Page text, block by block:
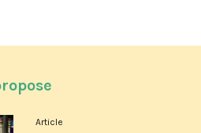
Article